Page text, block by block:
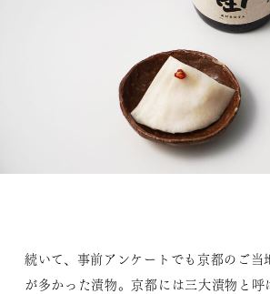
続いて、事前アンケートでも京都のご当
が多かった漬物。京都には三大漬物と呼